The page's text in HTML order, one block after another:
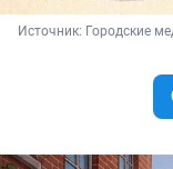
Источник: Городские